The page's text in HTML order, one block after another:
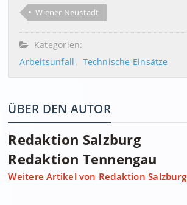
Wiener Neustadt
Kategorien:
Arbeitsunfall
Technische Einsätze
ÜBER DEN AUTOR
Redaktion Salzburg
Redaktion Tennengau
Weitere Artikel von Redaktion Salzburg